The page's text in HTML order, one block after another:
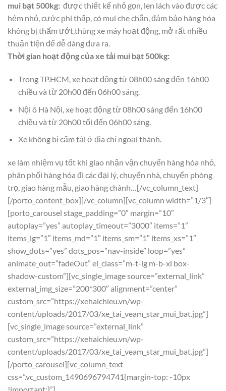
mui bạt 500kg: được thiết kế nhỏ gọn, len lách vào được các
hẻm nhỏ, cước phí thấp, có mui che chắn, đảm bảo hàng hóa
không bị thấm ướt,thùng xe máy hoạt động, mở rất nhiều
thuận tiện để dễ dàng đưa ra.
Thời gian hoạt động của xe tải mui bạt 500kg:
Trong TP.HCM, xe hoạt động từ 08h00 sáng đến 16h00
chiều và từ 20h00 đến 06h00 sáng.
Nội ô Hà Nội, xe hoạt động từ 08h00 sáng đến 16h00
chiều và từ 20h00 tối đến 06h00 sáng.
Xe không bị cấm tải ở địa chỉ ngoại thành.
xe làm nhiệm vụ tốt khi giao nhận vận chuyển hàng hóa nhỏ,
phân phối hàng hóa đi các đại lý, chuyển nhà, chuyển phòng
trọ, giao hàng mẫu, giao hàng chành…[/vc_column_text]
[/porto_content_box][/vc_column][vc_column width=”1/3″]
[porto_carousel stage_padding=”0″ margin=”10″
autoplay=”yes” autoplay_timeout=”3000″ items=”1″
items_lg=”1″ items_md=”1″ items_sm=”1″ items_xs=”1″
show_dots=”yes” dots_pos=”nav-inside” loop=”yes”
animate_out=”fadeOut” el_class=”m-t-lg m-b-xl box-
shadow-custom”][vc_single_image source=”external_link”
external_img_size=”200*300″ alignment=”center”
custom_src=”https://xehaichieu.vn/wp-
content/uploads/2017/03/xe_tai_veam_star_mui_bat.jpg”]
[vc_single_image source=”external_link”
custom_src=”https://xehaichieu.vn/wp-
content/uploads/2017/03/xe_tai_veam_star_mui_bat.jpg”]
[/porto_carousel][vc_column_text
css=”.vc_custom_1490696794741{margin-top: -10px